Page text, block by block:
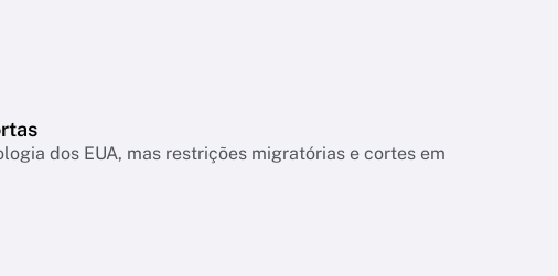
dos EUA, mas restrições migratórias e cortes em